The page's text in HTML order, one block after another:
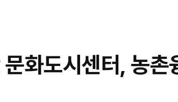
화도시센터, 농촌